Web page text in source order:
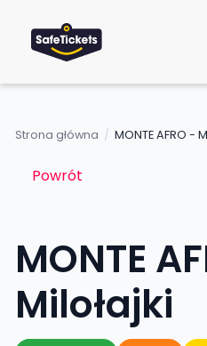
Strona główna / MONTE AFRO -
Powrót
MONTE
Milołajki